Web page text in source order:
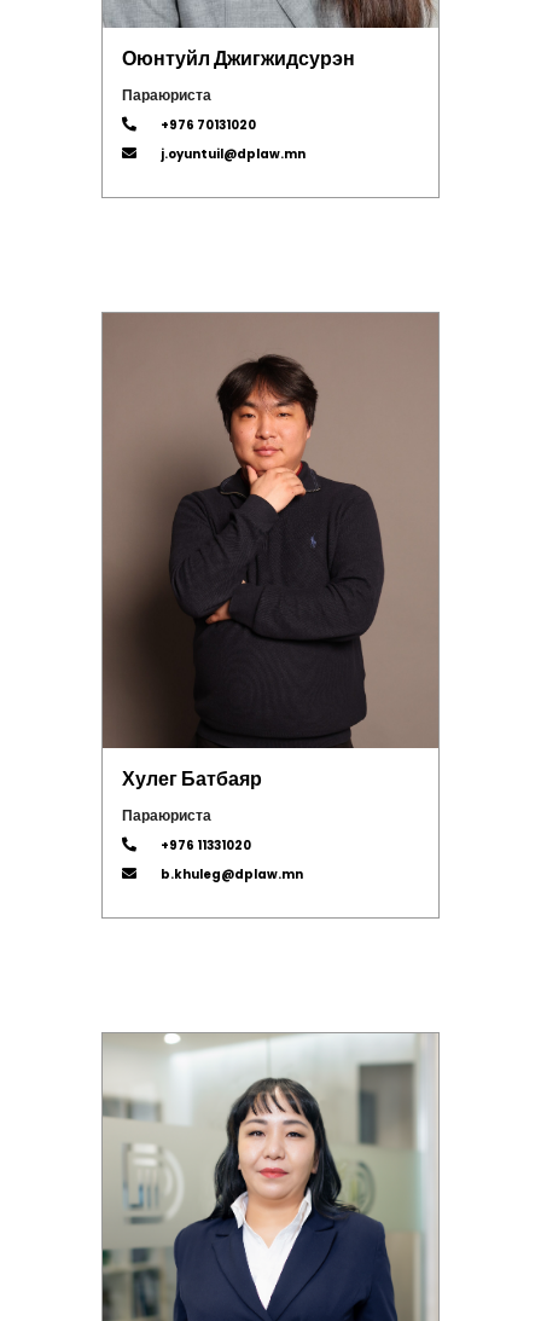
Оюнтуйл Джигжидсурэн
Параюриста
+976 70131020
j.oyuntuil@dplaw.mn
Хулег Батбаяр
Параюриста
+976 11331020
b.khuleg@dplaw.mn